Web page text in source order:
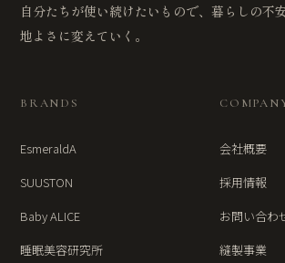
自分たちが使い続けたいもので、暮らしの不
地よさに変えていく。
BRANDS
EsmeraldA
SUUSTON
Baby ALICE
睡眠美容研究所
会社概要
採用情報
お問い合わ
縫製事業